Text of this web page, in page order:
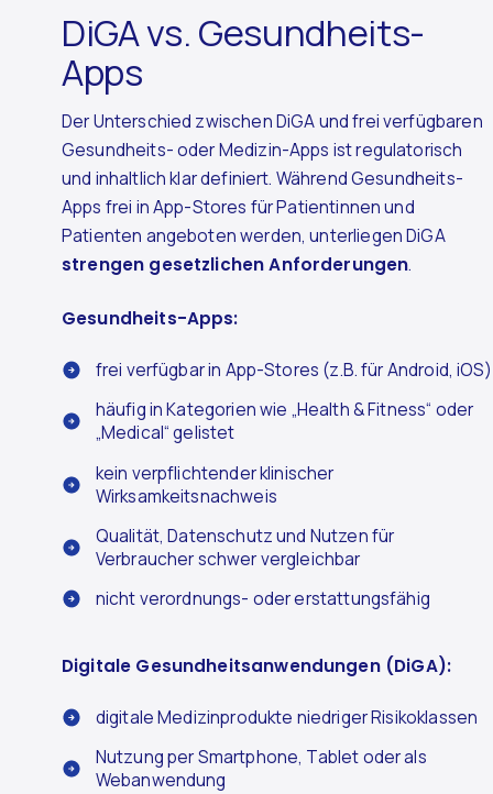
DiGA vs. Gesundheits-
Apps
Der Unterschied zwischen DiGA und frei verfügbaren
Gesundheits- oder Medizin-Apps ist regulatorisch
und inhaltlich klar definiert. Während Gesundheits-
Apps frei in App-Stores für Patientinnen und
Patienten angeboten werden, unterliegen DiGA
strengen gesetzlichen Anforderungen.
Gesundheits-Apps:
frei verfügbar in App-Stores (z.B. für Android, iOS)
häufig in Kategorien wie „Health & Fitness“ oder
„Medical“ gelistet
kein verpflichtender klinischer
Wirksamkeitsnachweis
Qualität, Datenschutz und Nutzen für
Verbraucher schwer vergleichbar
nicht verordnungs- oder erstattungsfähig
Digitale Gesundheitsanwendungen (DiGA):
digitale Medizinprodukte niedriger Risikoklassen
Nutzung per Smartphone, Tablet oder als
Webanwendung